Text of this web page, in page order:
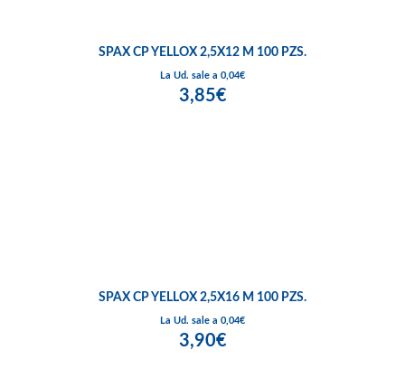
SPAX CP YELLOX 2,5X12 M 100 PZS.
La Ud. sale a 0,04€
3,85€
SPAX CP YELLOX 2,5X16 M 100 PZS.
La Ud. sale a 0,04€
3,90€